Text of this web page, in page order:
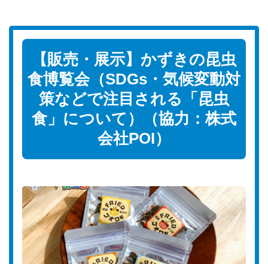
【販売・展示】かずきの昆虫
食博覧会（SDGs・気候変動対
策などで注目される「昆虫
食」について）（協力：株式
会社POI）